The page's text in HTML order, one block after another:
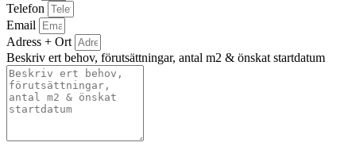
Telefon
Email
Adress + Ort
Beskriv ert behov, förutsättningar, antal m2 & önskat startdatum